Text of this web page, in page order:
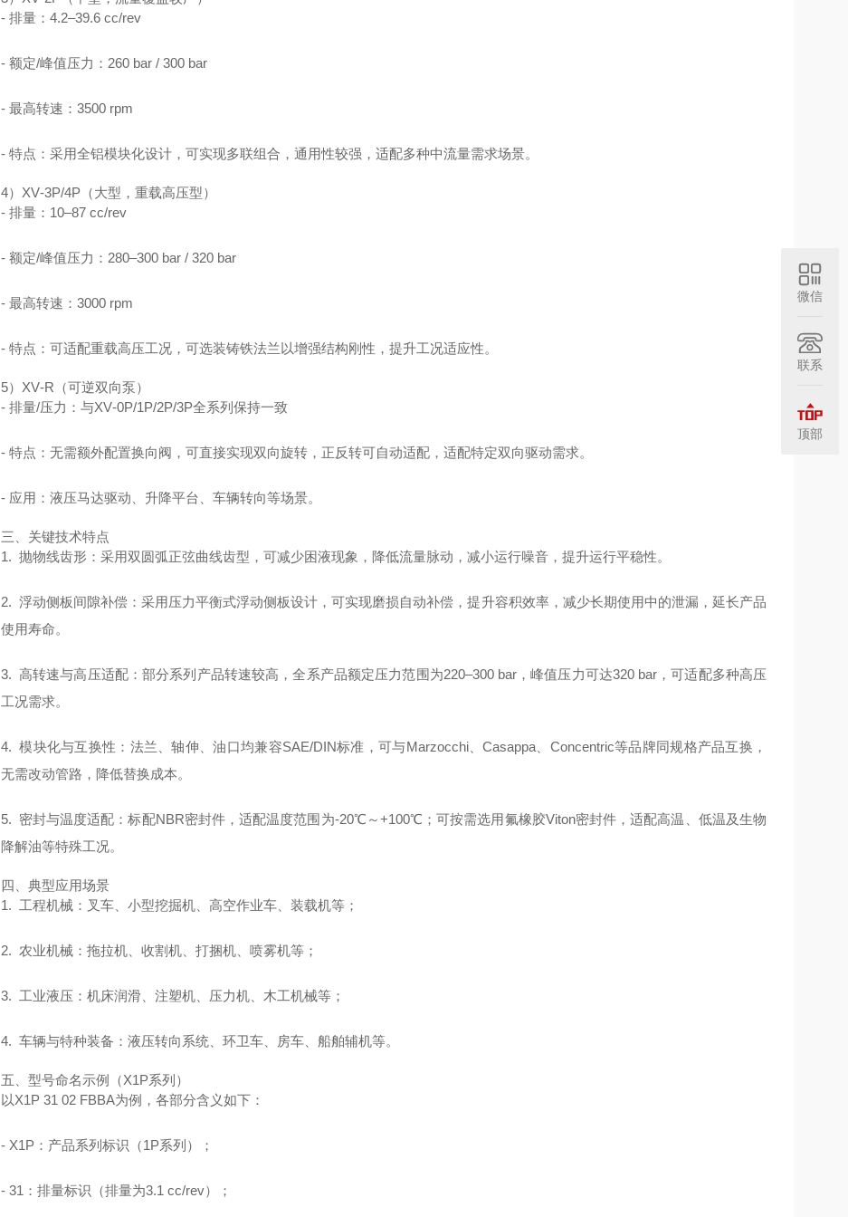
- 排量：4.2–39.6 cc/rev
- 额定/峰值压力：260 bar / 300 bar
- 最高转速：3500 rpm
- 特点：采用全铝模块化设计，可实现多联组合，通用性较强，适配多种中流量需求场景。
4）XV‑3P/4P（大型，重载高压型）
- 排量：10–87 cc/rev
- 额定/峰值压力：280–300 bar / 320 bar
- 最高转速：3000 rpm
- 特点：可适配重载高压工况，可选装铸铁法兰以增强结构刚性，提升工况适应性。
5）XV‑R（可逆双向泵）
- 排量/压力：与XV‑0P/1P/2P/3P全系列保持一致
- 特点：无需额外配置换向阀，可直接实现双向旋转，正反转可自动适配，适配特定双向驱动需求。
- 应用：液压马达驱动、升降平台、车辆转向等场景。
三、关键技术特点
1. 抛物线齿形：采用双圆弧正弦曲线齿型，可减少困液现象，降低流量脉动，减小运行噪音，提升运行平稳性。
2. 浮动侧板间隙补偿：采用压力平衡式浮动侧板设计，可实现磨损自动补偿，提升容积效率，减少长期使用中的泄漏，延长产品
使用寿命。
3. 高转速与高压适配：部分系列产品转速较高，全系产品额定压力范围为220–300 bar，峰值压力可达320 bar，可适配多种高压
工况需求。
4. 模块化与互换性：法兰、轴伸、油口均兼容SAE/DIN标准，可与Marzocchi、Casappa、Concentric等品牌同规格产品互换，
无需改动管路，降低替换成本。
5. 密封与温度适配：标配NBR密封件，适配温度范围为‑20℃～+100℃；可按需选用氟橡胶Viton密封件，适配高温、低温及生物
降解油等特殊工况。
四、典型应用场景
1. 工程机械：叉车、小型挖掘机、高空作业车、装载机等；
2. 农业机械：拖拉机、收割机、打捆机、喷雾机等；
3. 工业液压：机床润滑、注塑机、压力机、木工机械等；
4. 车辆与特种装备：液压转向系统、环卫车、房车、船舶辅机等。
五、型号命名示例（X1P系列）
以X1P 31 02 FBBA为例，各部分含义如下：
- X1P：产品系列标识（1P系列）；
- 31：排量标识（排量为3.1 cc/rev）；
微信
联系
顶部